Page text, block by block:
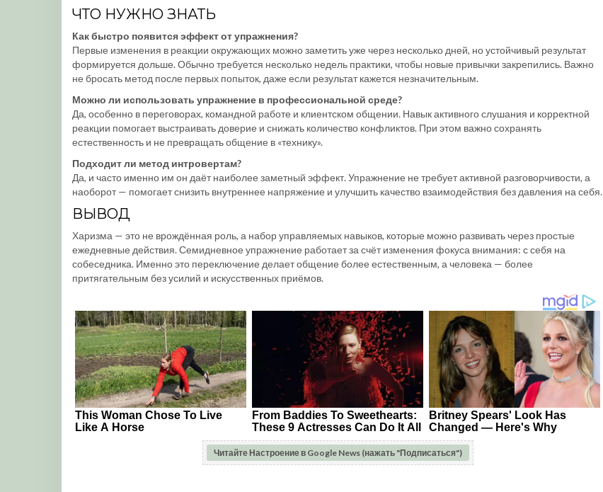
ЧТО НУЖНО ЗНАТЬ
Как быстро появится эффект от упражнения?
Первые изменения в реакции окружающих можно заметить уже через несколько дней, но устойчивый результат
формируется дольше. Обычно требуется несколько недель практики, чтобы новые привычки закрепились. Важно
не бросать метод после первых попыток, даже если результат кажется незначительным.
Можно ли использовать упражнение в профессиональной среде?
Да, особенно в переговорах, командной работе и клиентском общении. Навык активного слушания и корректной
реакции помогает выстраивать доверие и снижать количество конфликтов. При этом важно сохранять
естественность и не превращать общение в «технику».
Подходит ли метод интровертам?
Да, и часто именно им он даёт наиболее заметный эффект. Упражнение не требует активной разговорчивости, а
наоборот — помогает снизить внутреннее напряжение и улучшить качество взаимодействия без давления на себя.
ВЫВОД
Харизма — это не врождённая роль, а набор управляемых навыков, которые можно развивать через простые
ежедневные действия. Семидневное упражнение работает за счёт изменения фокуса внимания: с себя на
собеседника. Именно это переключение делает общение более естественным, а человека — более
притягательным без усилий и искусственных приёмов.
Читайте Настроение в Google News (нажать "Подписаться")